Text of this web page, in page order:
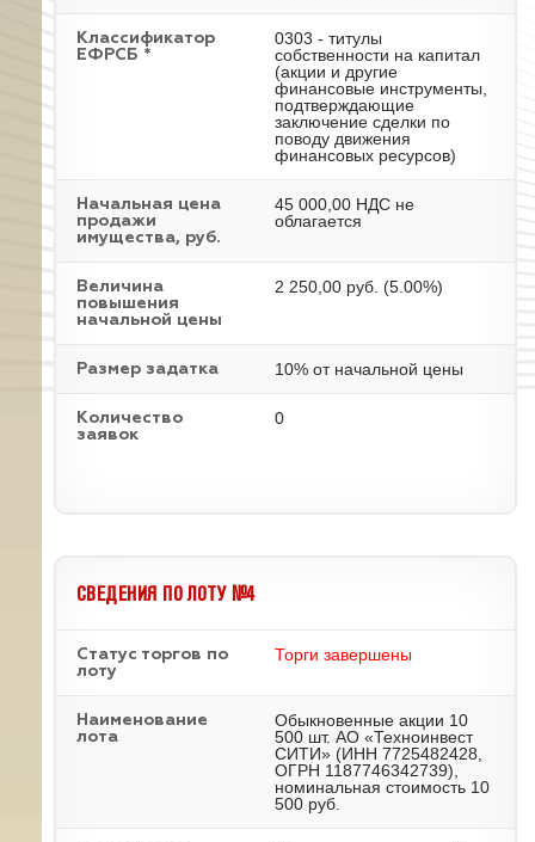
Классификатор
ЕФРСБ *
0303 - титулы
собственности на капитал
(акции и другие
финансовые инструменты,
подтверждающие
заключение сделки по
поводу движения
финансовых ресурсов)
Начальная цена
продажи
имущества, руб.
45 000,00 НДС не
облагается
Величина
повышения
начальной цены
2 250,00 руб. (5.00%)
Размер задатка 10% от начальной цены
Количество
заявок
0
СВЕДЕНИЯ ПО ЛОТУ №4
Статус торгов по
лоту
Торги завершены
Наименование
лота
Обыкновенные акции 10
500 шт. АО «Техноинвест
СИТИ» (ИНН 7725482428,
ОГРН 1187746342739),
номинальная стоимость 10
500 руб.